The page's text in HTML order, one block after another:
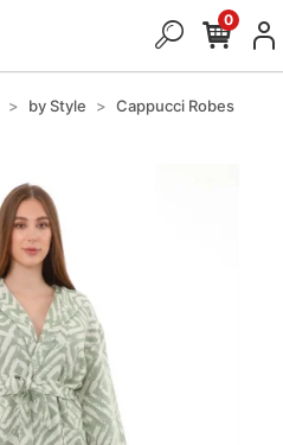
0
by Style
Cappucci Robes